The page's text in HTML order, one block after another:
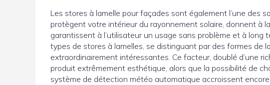
Les stores à lamelle pour façades sont également l’une des
protègent votre intérieur du rayonnement solaire, donnent à
garantissent à l’utilisateur un usage sans problème et à long
types de stores à lamelles, se distinguant par des formes de
extraordinairement intéressantes. Ce facteur, doublé d’une
produit extrêmement esthétique, alors que la possibilité de
système de détection météo automatique accroissent